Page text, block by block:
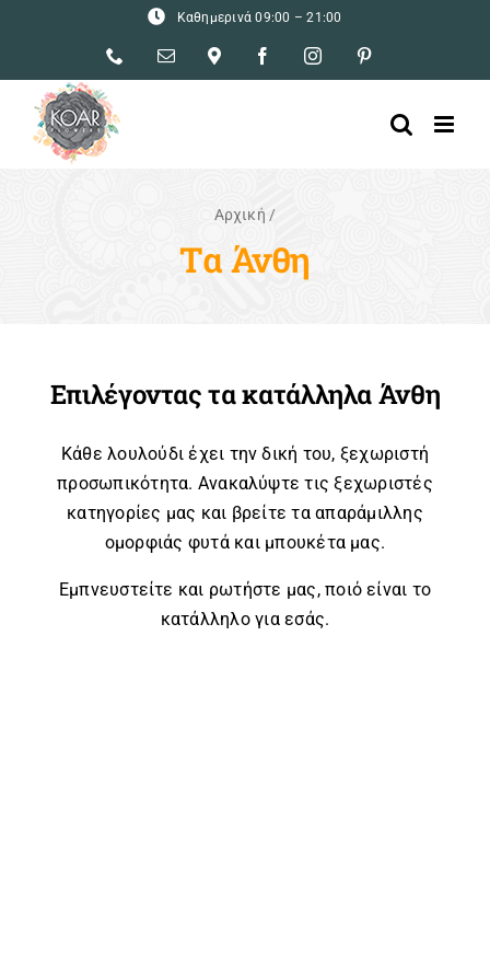
Καθημερινά 09:00 – 21:00
Phone Email Ρυσίου
FacebookInstagramPinterest
Αρχική /
Τα Άνθη
Επιλέγοντας τα κατάλληλα Άνθη
Κάθε λουλούδι έχει την δική του, ξεχωριστή
προσωπικότητα. Ανακαλύψτε τις ξεχωριστές
κατηγορίες μας και βρείτε τα απαράμιλλης
ομορφιάς φυτά και μπουκέτα μας.
Εμπνευστείτε και ρωτήστε μας, ποιό είναι το
κατάλληλο για εσάς.